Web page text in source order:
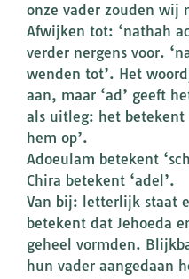
onze vader zouden wij
Afwijken tot: ‘nathah
verder nergens voor.
wenden tot’. Het
aan, maar ‘ad’ geeft
als uitleg: het betekent
hem op’.
Adoeulam betekent
Chira betekent ‘adel’.
Van bij: letterlijk staat
betekent dat Jehoeda
geheel vormden.
hun vader aangedaan